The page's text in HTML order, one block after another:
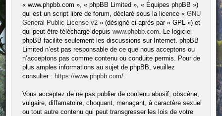
« www.phpbb.com », « phpBB Limited », « Équipes phpBB »)
qui est un script libre de forum, déclaré sous la licence « GNU
General Public License v2» (désigné ci-après par « GPL ») et
qui peut être téléchargé depuis www.phpbb.com . Le logiciel
phpBB facilite seulement les discussions sur Internet. phpBB
Limited n’est pas responsable de ce que nous acceptons ou
n’acceptons pas comme contenu ou conduite permis. Pour de
plus amples informations au sujet de phpBB, veuillez
consulter : https://www.phpbb.com/.
Vous acceptez de ne pas publier de contenu abusif, obscène,
vulgaire, diffamatoire, choquant, menaçant, à caractère sexuel
ou tout autre contenu qui peut transgresser les lois de votre